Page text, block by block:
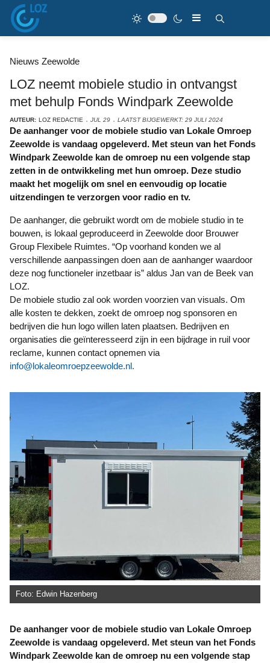
Nieuws Zeewolde
LOZ neemt mobiele studio in ontvangst
met behulp Fonds Windpark Zeewolde
AUTEUR: LOZ REDACTIE JUL 29 LAATST BIJGEWERKT: 29 JULI 2024
De aanhanger voor de mobiele studio van Lokale Omroep
Zeewolde is vandaag opgeleverd. Met steun van het Fonds
Windpark Zeewolde kan de omroep nu een volgende stap
zetten in de ontwikkeling met hun omroep. Deze studio
maakt het mogelijk om snel en eenvoudig op locatie
uitzendingen te verzorgen voor radio en tv.
De aanhanger, die gebruikt wordt om de mobiele studio in te
bouwen, is lokaal geproduceerd in Zeewolde door Brouwer
Group Flexibele Ruimtes. “Op voorhand konden we al
verschillende aanpassingen doen aan de aanhanger waardoor
deze nog functioneler inzetbaar is” aldus Jan van de Beek van
LOZ.
De mobiele studio zal ook worden voorzien van visuals. Om
alle kosten te dekken, zoekt de omroep nog sponsoren en
bedrijven die hun logo willen laten plaatsen. Bedrijven en
organisaties die geïnteresseerd zijn in een bijdrage in ruil voor
reclame, kunnen contact opnemen via
info@lokaleomroepzeewolde.nl.
Foto: Edwin Hazenberg
De aanhanger voor de mobiele studio van Lokale Omroep
Zeewolde is vandaag opgeleverd. Met steun van het Fonds
Windpark Zeewolde kan de omroep nu een volgende stap